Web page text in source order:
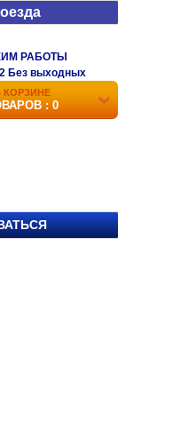
РАБОТЫ
Без выходных
КОРЗИНЕ
: 0